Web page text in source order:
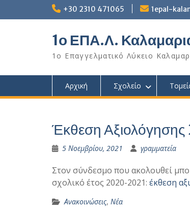
+30 2310 471065 1epal-
1ο ΕΠΑ.Λ.
1ο Επαγγελματικό Λύκειο
Αρχική Σχολείο
Έκθεση
5 Νοεμβρίου, 2021 γραμματεία
Στον σύνδεσμο που ακολουθεί
σχολικό έτος 2020-2021: έκθεση
Ανακοινώσεις, Νέα